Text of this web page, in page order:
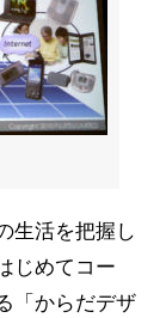
生活を把握し
じめてコー
「からだデザ